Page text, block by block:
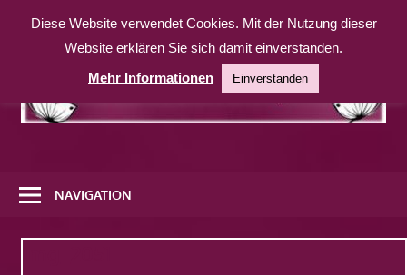
Inhalt
weitere
Website
NAVIGATION
Diese Website verwendet Cookies. Mit der Nutzung dieser
Website erklären Sie sich damit einverstanden.
Mehr Informationen
Einverstanden